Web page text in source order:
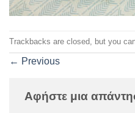
Trackbacks are closed, but you
← Previous
Αφήστε μια